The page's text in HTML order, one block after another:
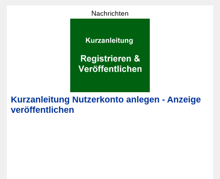
Nachrichten
Kurzanleitung Nutzerkonto anlegen - Anzeige
veröffentlichen